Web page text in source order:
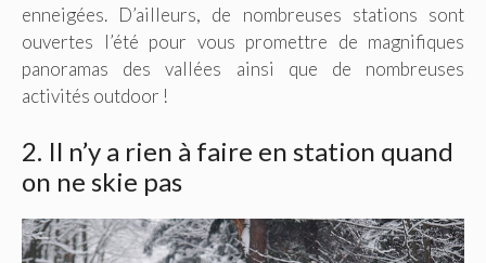
enneigées. D’ailleurs, de nombreuses stations sont
ouvertes l’été pour vous promettre de magnifiques
panoramas des vallées ainsi que de nombreuses
activités outdoor !
2. Il n’y a rien à faire en station quand
on ne skie pas